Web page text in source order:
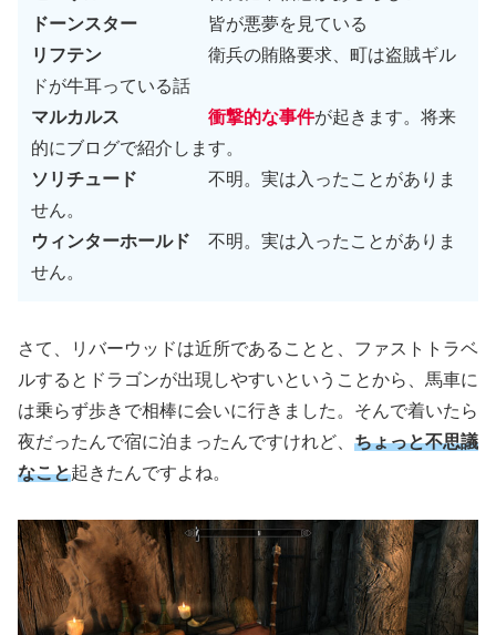
ドーンスター 皆が悪夢を見ている
リフテン
衛兵の賄賂要求、町は盗賊ギル
ドが牛耳っている話
マルカルス
衝撃的な事件が起きます。将来
的にブログで紹介します。
ソリチュード 不明。実は入ったことがありま
せん。
ウィンターホールド 不明。実は入ったことがありま
せん。
さて、リバーウッドは近所であることと、ファストトラベ
ルするとドラゴンが出現しやすいということから、馬車に
は乗らず歩きで相棒に会いに行きました。そんで着いたら
夜だったんで宿に泊まったんですけれど、 ちょっと不思議
なこと起きたんですよね。